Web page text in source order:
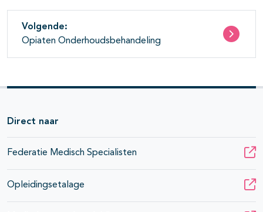
Volgende:
Opiaten Onderhoudsbehandeling
Direct naar
Federatie Medisch Specialisten
Opleidingsetalage